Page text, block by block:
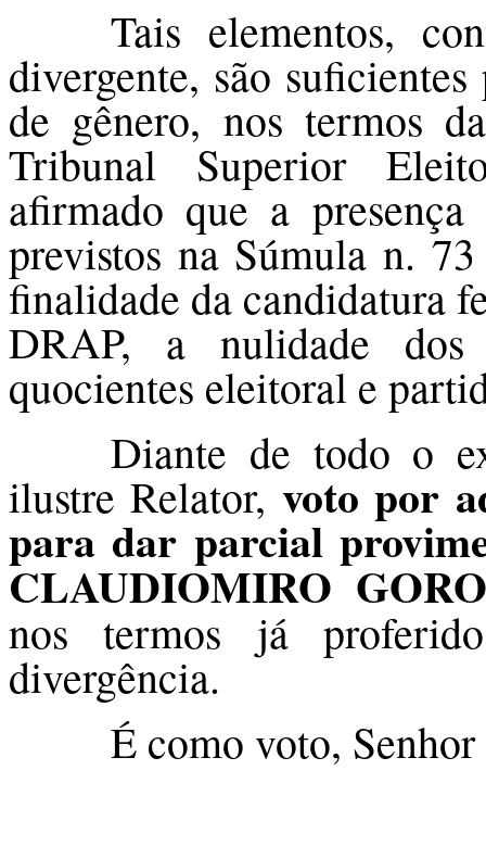
Tais elementos,
divergente, são
de gênero, nos termos
Tribunal Superior
afirmado que a
previstos na Súmula n.
finalidade da candidatura
DRAP, a nulidade
quocientes eleitoral e
Diante de todo o
ilustre Relator, voto por
para dar parcial
CLAUDIOMIRO
nos termos já
divergência.
É como voto,